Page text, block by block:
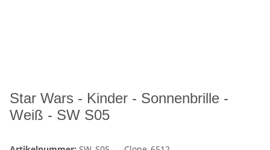
Star Wars - Kinder - Sonnenbrille -
Weiß - SW S05